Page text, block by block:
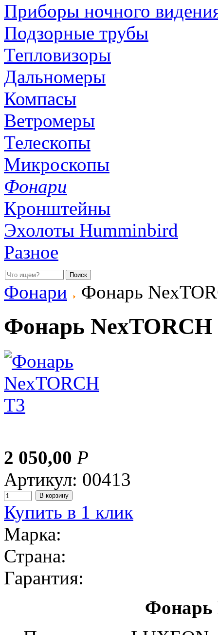
Приборы ночного
Подзорные трубы
Тепловизоры
Дальномеры
Компасы
Ветромеры
Телескопы
Микроскопы
Фонари
Кронштейны
Эхолоты Humminbird
Разное
Фонари
Фонарь
Фонарь NexTORCH
2 050,00 Р
Артикул: 00413
Купить в 1 клик
Марка:
Страна:
Гарантия:
Фонарь